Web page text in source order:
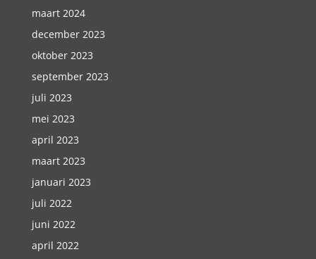
maart 2024
december 2023
oktober 2023
september 2023
juli 2023
mei 2023
april 2023
maart 2023
januari 2023
juli 2022
juni 2022
april 2022